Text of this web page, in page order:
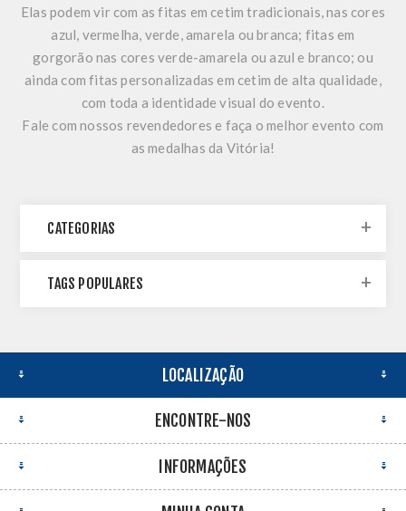
Elas podem vir com as fitas em cetim tradicionais, nas cores
azul, vermelha, verde, amarela ou branca; fitas em
gorgorão nas cores verde-amarela ou azul e branco; ou
ainda com fitas personalizadas em cetim de alta qualidade,
com toda a identidade visual do evento.
Fale com nossos revendedores e faça o melhor evento com
as medalhas da Vitória!
CATEGORIAS
TAGS POPULARES
LOCALIZAÇÃO
ENCONTRE-NOS
INFORMAÇÕES